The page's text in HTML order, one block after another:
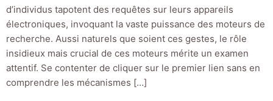
d’individus tapotent des requêtes sur leurs appareils
électroniques, invoquant la vaste puissance des moteurs de
recherche. Aussi naturels que soient ces gestes, le rôle
insidieux mais crucial de ces moteurs mérite un examen
attentif. Se contenter de cliquer sur le premier lien sans en
comprendre les mécanismes […]